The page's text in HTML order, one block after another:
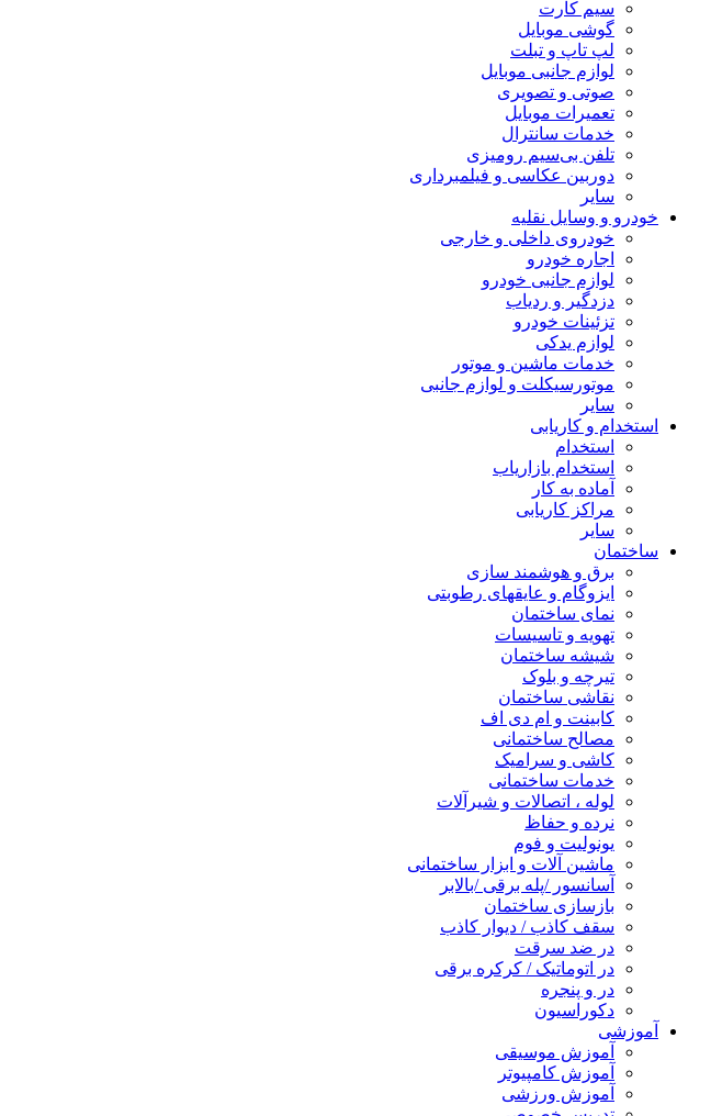
سیم کارت
گوشی موبایل
لپ تاپ و تبلت
لوازم جانبی موبایل
صوتی و تصویری
تعمیرات موبایل
خدمات سانترال
تلفن بی‌سیم رومیزی
دوربین عکاسی و فیلمبرداری
سایر
خودرو و وسایل نقلیه
خودروی داخلی و خارجی
اجاره خودرو
لوازم جانبی خودرو
دزدگیر و ردیاب
تزئینات خودرو
لوازم یدکی
خدمات ماشین و موتور
موتورسیکلت و لوازم جانبی
سایر
استخدام و کاریابی
استخدام
استخدام بازاریاب
آماده به کار
مراکز کاریابی
سایر
ساختمان
برق و هوشمند سازی
ایزوگام و عایقهای رطوبتی
نمای ساختمان
تهویه و تاسیسات
شیشه ساختمان
تیرچه و بلوک
نقاشی ساختمان
کابینت و ام دی اف
مصالح ساختمانی
کاشی و سرامیک
خدمات ساختمانی
لوله ، اتصالات و شیرآلات
نرده و حفاظ
یونولیت و فوم
ماشین آلات و ابزار ساختمانی
آسانسور /پله برقی /بالابر
بازسازی ساختمان
سقف کاذب / دیوار کاذب
در ضد سرقت
در اتوماتیک / کرکره برقی
در و پنجره
دکوراسیون
آموزشی
آموزش موسیقی
آموزش کامپیوتر
آموزش ورزشی